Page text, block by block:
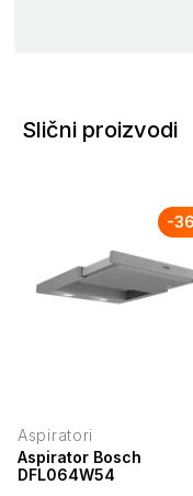
Slični proizvodi
-36
Aspiratori
Aspirator Bosch
DFL064W54